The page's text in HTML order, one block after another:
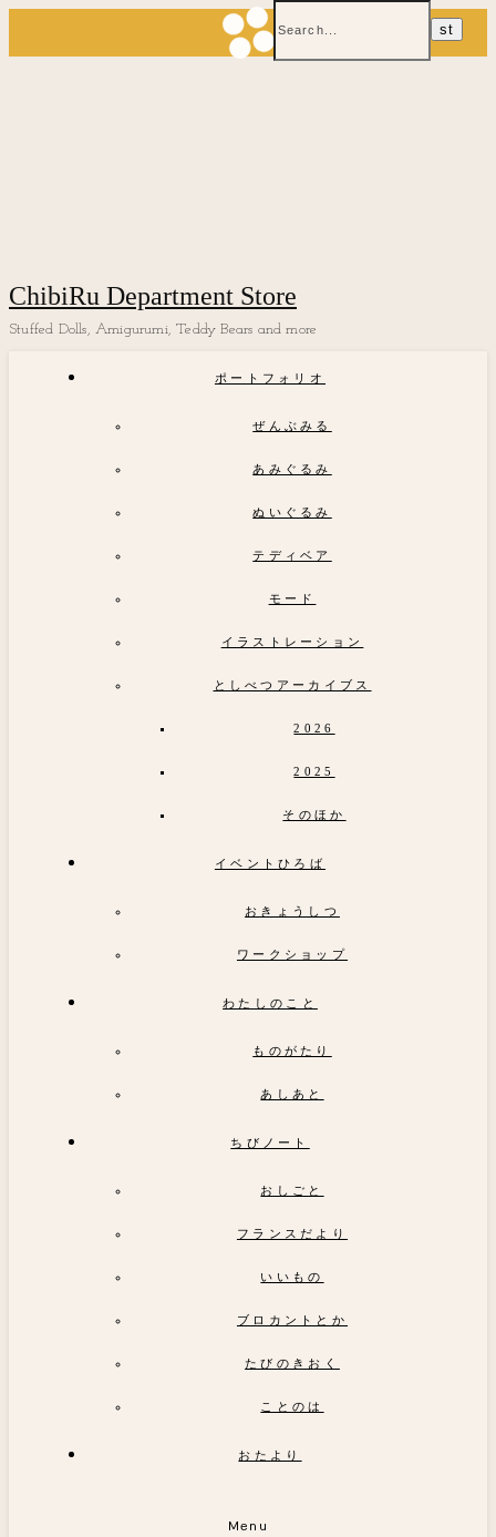
ChibiRu Department Store
Stuffed Dolls, Amigurumi, Teddy Bears and more
ポートフォリオ
ぜんぶみる
あみぐるみ
ぬいぐるみ
テディベア
モード
イラストレーション
としべつアーカイブス
2026
2025
そのほか
イベントひろば
おきょうしつ
ワークショップ
わたしのこと
ものがたり
あしあと
ちびノート
おしごと
フランスだより
いいもの
ブロカントとか
たびのきおく
ことのは
おたより
Menu